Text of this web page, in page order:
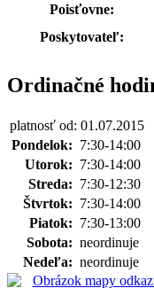
Poisťovne:
Poskytovateľ:
Ordinačné
platnosť od: 01.07.2015
Pondelok: 7:30-14:00
Utorok: 7:30-14:00
Streda: 7:30-12:30
Štvrtok: 7:30-14:00
Piatok: 7:30-13:00
Sobota: neordinuje
Nedeľa: neordinuje